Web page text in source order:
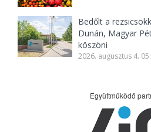
Bedőlt a
Dunán, Magyar
köszöni
2026. augusztus 4.
Együttműködő